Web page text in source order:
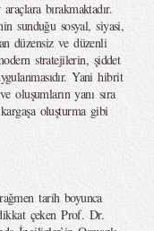
bırakmaktadır.
sunduğu sosyal, siyasi,
düzensiz ve düzenli
stratejilerin, şiddet
Yani hibrit
oluşumların yanı sıra
oluşturma gibi
tarih boyunca
çeken Prof. Dr.